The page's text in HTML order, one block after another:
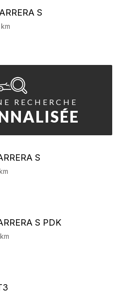
S
RECHERCHE
S
S PDK